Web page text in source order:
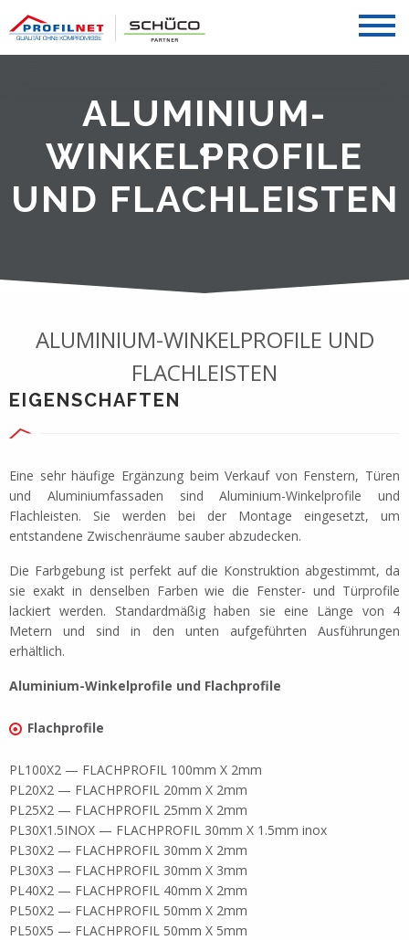
ALUMINIUM-
WINKELPROFILE
UND FLACHLEISTEN
ALUMINIUM-WINKELPROFILE UND
FLACHLEISTEN
EIGENSCHAFTEN
Eine sehr häufige Ergänzung beim Verkauf von Fenstern, Türen
und Aluminiumfassaden sind Aluminium-Winkelprofile und
Flachleisten. Sie werden bei der Montage eingesetzt, um
entstandene Zwischenräume sauber abzudecken.
Die Farbgebung ist perfekt auf die Konstruktion abgestimmt, da
sie exakt in denselben Farben wie die Fenster- und Türprofile
lackiert werden. Standardmäßig haben sie eine Länge von 4
Metern und sind in den unten aufgeführten Ausführungen
erhältlich.
Aluminium-Winkelprofile und Flachprofile
Flachprofile
PL100X2 — FLACHPROFIL 100mm X 2mm
PL20X2 — FLACHPROFIL 20mm X 2mm
PL25X2 — FLACHPROFIL 25mm X 2mm
PL30X1.5INOX — FLACHPROFIL 30mm X 1.5mm inox
PL30X2 — FLACHPROFIL 30mm X 2mm
PL30X3 — FLACHPROFIL 30mm X 3mm
PL40X2 — FLACHPROFIL 40mm X 2mm
PL50X2 — FLACHPROFIL 50mm X 2mm
PL50X5 — FLACHPROFIL 50mm X 5mm